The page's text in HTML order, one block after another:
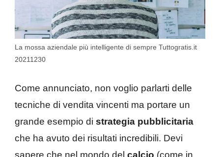
La mossa aziendale più intelligente di sempre Tuttogratis.it
20211230
Come annunciato, non voglio parlarti delle
tecniche di vendita vincenti ma portare un
grande esempio di strategia pubblicitaria
che ha avuto dei risultati incredibili. Devi
sapere che nel mondo del calcio (come in